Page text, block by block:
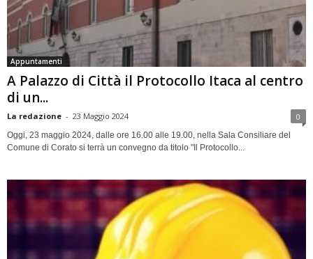
Appuntamenti
A Palazzo di Città il Protocollo Itaca al centro
di un...
La redazione - 23 Maggio 2024 0
Oggi, 23 maggio 2024, dalle ore 16.00 alle 19.00, nella Sala Consiliare del
Comune di Corato si terrà un convegno da titolo "Il Protocollo...